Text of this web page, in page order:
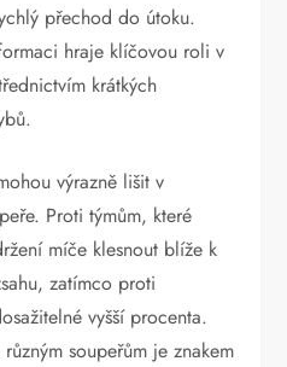
přechod do útoku.
hraje klíčovou roli v
krátkých
výrazně lišit v
Proti týmům, které
míče klesnout blíže k
zatímco proti
vyšší procenta.
soupeřům je znakem